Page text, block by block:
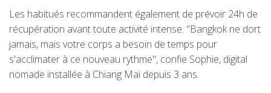
Les habitués recommandent également de prévoir 24h de
récupération avant toute activité intense. "Bangkok ne dort
jamais, mais votre corps a besoin de temps pour
s'acclimater à ce nouveau rythme", confie Sophie, digital
nomade installée à Chiang Mai depuis 3 ans.